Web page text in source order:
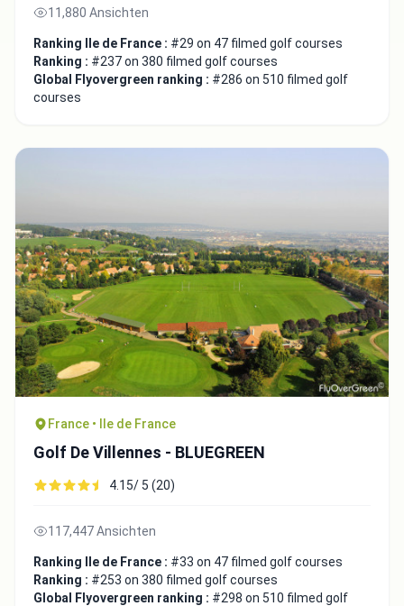
11,880 Ansichten
Ranking Ile de France : #29 on 47 filmed golf courses
Ranking : #237 on 380 filmed golf courses
Global Flyovergreen ranking : #286 on 510 filmed golf
courses
France • Ile de France
Golf De Villennes - BLUEGREEN
4.15/ 5 (20)
117,447 Ansichten
Ranking Ile de France : #33 on 47 filmed golf courses
Ranking : #253 on 380 filmed golf courses
Global Flyovergreen ranking : #298 on 510 filmed golf